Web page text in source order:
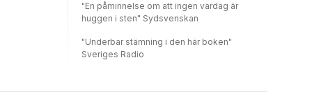
"En påminnelse om att ingen vardag är
huggen i sten" Sydsvenskan
"Underbar stämning i den här boken"
Sveriges Radio